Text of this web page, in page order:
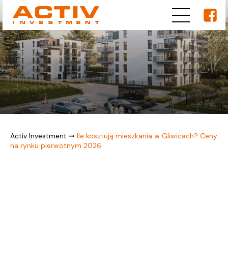
Activ Investment ➞ Ile kosztują mieszkania w Gliwicach? Ceny
na rynku pierwotnym 2026